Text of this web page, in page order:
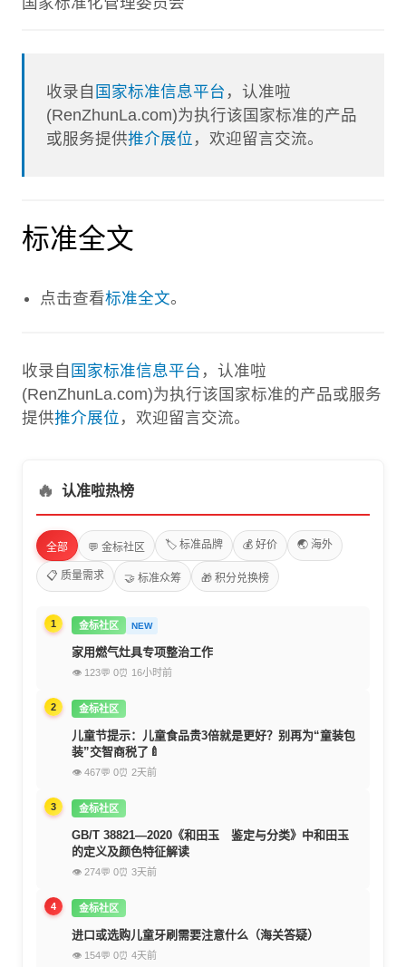
收录自 国家标准信息平台 ，认准啦
(RenZhunLa.com)为执行该国家标准的产品
或服务提供推介展位 ，欢迎留言交流。
标准全文
点击查看标准全文。
收录自 国家标准信息平台 ，认准啦
(RenZhunLa.com)为执行该国家标准的产品或服务
提供推介展位 ，欢迎留言交流。
🔥 认准啦热榜
全部 💬 金标社区 🏷️ 标准品牌 💰 好价 🌏 海外
📋 质量需求 🤝 标准众筹 🎁 积分兑换榜
1 金标社区 NEW
家用燃气灶具专项整治工作
👁 123💬 0⏰ 16小时前
2 金标社区
儿童节提示：儿童食品贵3倍就是更好？别再为“童装包
装”交智商税了🍼
👁 467💬 0⏰ 2天前
3 金标社区
GB/T 38821—2020《和田玉 鉴定与分类》中和田玉
的定义及颜色特征解读
👁 274💬 0⏰ 3天前
4 金标社区
进口或选购儿童牙刷需要注意什么（海关答疑）
👁 154💬 0⏰ 4天前